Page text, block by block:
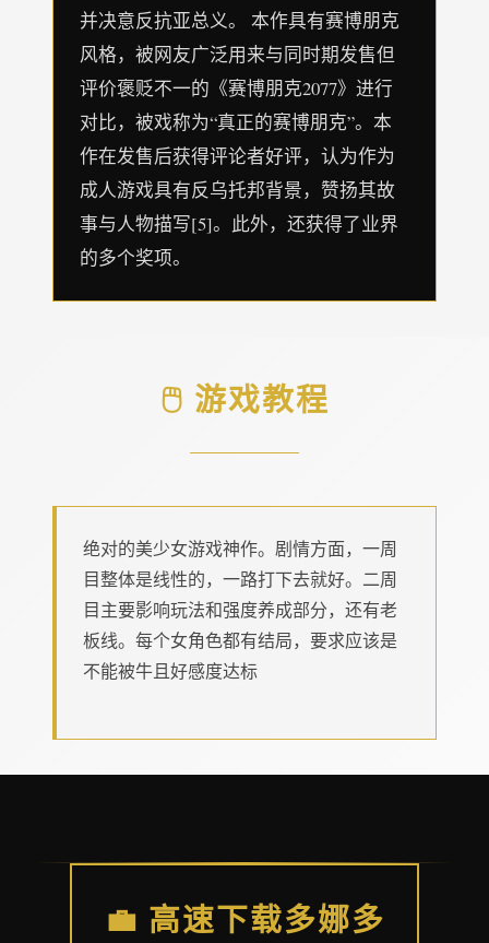
并决意反抗亚总义。 本作具有赛博朋克
风格，被网友广泛用来与同时期发售但
评价褒贬不一的《赛博朋克2077》进行
对比，被戏称为“真正的赛博朋克”。本
作在发售后获得评论者好评，认为作为
成人游戏具有反乌托邦背景，赞扬其故
事与人物描写[5]。此外，还获得了业界
的多个奖项。
🖱️ 游戏教程
绝对的美少女游戏神作。剧情方面，一周
目整体是线性的，一路打下去就好。二周
目主要影响玩法和强度养成部分，还有老
板线。每个女角色都有结局，要求应该是
不能被牛且好感度达标
💼 高速下载多娜多